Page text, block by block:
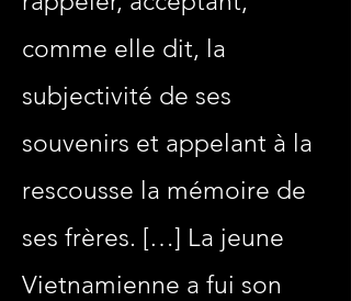
comme elle dit, la
subjectivité de ses
souvenirs et appelant à la
rescousse la mémoire de
ses frères. […] La jeune
Vietnamienne a fui son